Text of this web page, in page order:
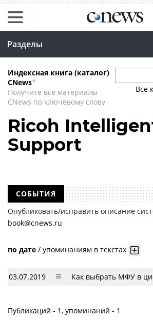
Разделы
Индексная книга (каталог)
CNews*
Получите все материалы
CNews по ключевому слову
Все
Ricoh
Support
СОБЫТИЯ
Опубликовать/исправить описание
book@cnews.ru
по дате / упоминаниям в текстах
03.07.2019 Как выбрать МФУ в
Публикаций - 1, упоминаний - 1